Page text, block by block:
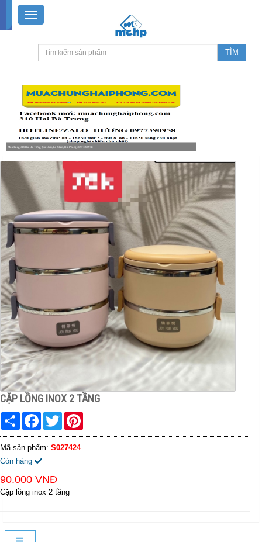
Muachung 310 Hai Bà Trưng (Cát Dài), Lê Chân, Hải Phòng / 0977390958
CẶP LỒNG INOX 2 TẦNG
Share FacebookTwitter
Mã sản phẩm: S027424
Còn hàng
90.000 VNĐ
Cặp lồng inox 2 tầng